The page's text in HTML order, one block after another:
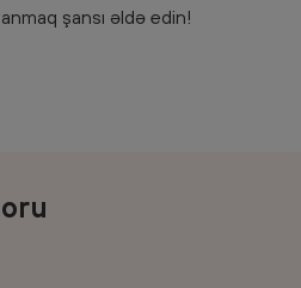
mükafatlarını qazanmaq şansı əldə edin!